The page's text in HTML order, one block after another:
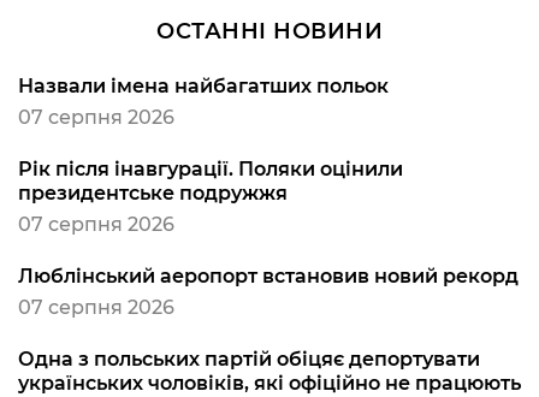
ОСТАННІ НОВИНИ
Назвали імена найбагатших польок
07 серпня 2026
Рік після інавгурації. Поляки оцінили
президентське подружжя
07 серпня 2026
Люблінський аеропорт встановив новий рекорд
07 серпня 2026
Одна з польських партій обіцяє депортувати
українських чоловіків, які офіційно не працюють